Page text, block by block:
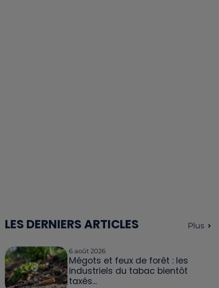
LES DERNIERS ARTICLES Plus
6 août 2026
Mégots et feux de forêt : les
industriels du tabac bientôt
taxés...